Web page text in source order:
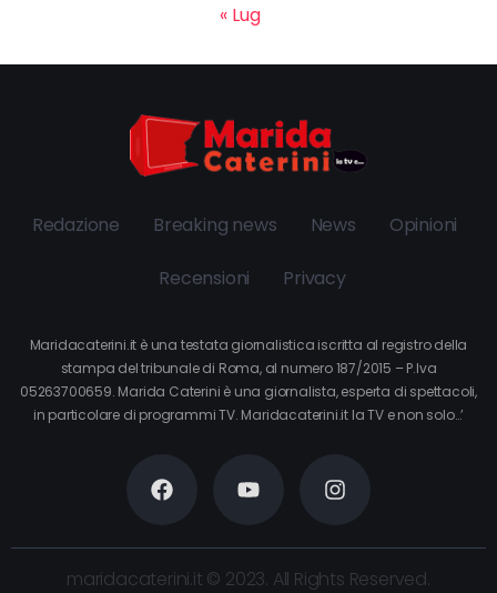
« Lug
Redazione Breaking news News Opinioni
Recensioni Privacy
Maridacaterini.it è una testata giornalistica iscritta al registro della
stampa del tribunale di Roma, al numero 187/2015 – P.Iva
05263700659. Marida Caterini è una giornalista, esperta di spettacoli,
in particolare di programmi TV. Maridacaterini.it la TV e non solo…’
maridacaterini.it © 2023. All Rights Reserved.